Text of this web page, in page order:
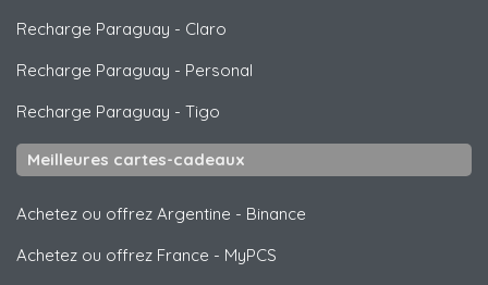
Recharge Paraguay - Claro
Recharge Paraguay - Personal
Recharge Paraguay - Tigo
Meilleures cartes-cadeaux
Achetez ou offrez Argentine - Binance
Achetez ou offrez France - MyPCS